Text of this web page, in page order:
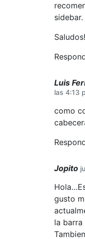
sidebar.
Saludos!
Luis
las 4:13
como
Jopito
gusto
la